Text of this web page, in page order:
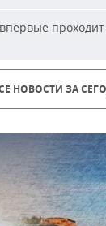
НОВОСТИ ЗА